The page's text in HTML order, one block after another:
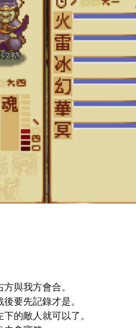
與我方會合。
要先記錄才是。
的敵人就可以了。